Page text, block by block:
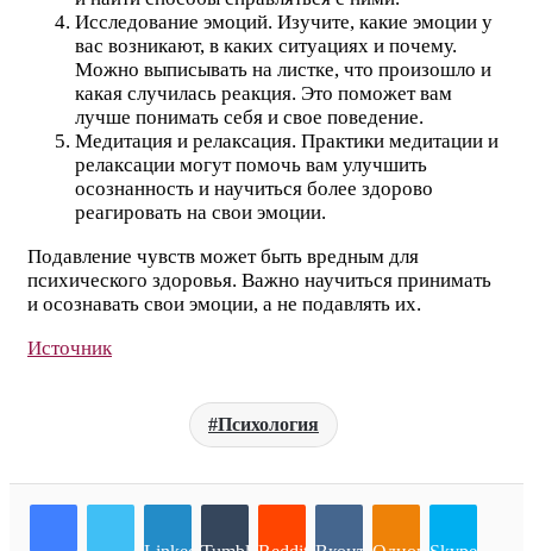
Исследование эмоций. Изучите, какие эмоции у
вас возникают, в каких ситуациях и почему.
Можно выписывать на листке, что произошло и
какая случилась реакция. Это поможет вам
лучше понимать себя и свое поведение.
Медитация и релаксация. Практики медитации и
релаксации могут помочь вам улучшить
осознанность и научиться более здорово
реагировать на свои эмоции.
Подавление чувств может быть вредным для
психического здоровья. Важно научиться принимать
и осознавать свои эмоции, а не подавлять их.
Источник
Психология